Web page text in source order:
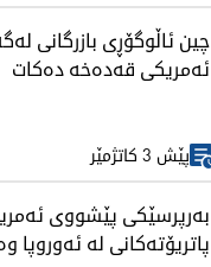
چین ئاڵوگۆڕی بازرگانی
ئەمریکی قەدەخە دەکات
پێش 3 کاتژمێر
بەرپرسێکی پێشووی
پاتریۆتەکانی لە ئەوروپا